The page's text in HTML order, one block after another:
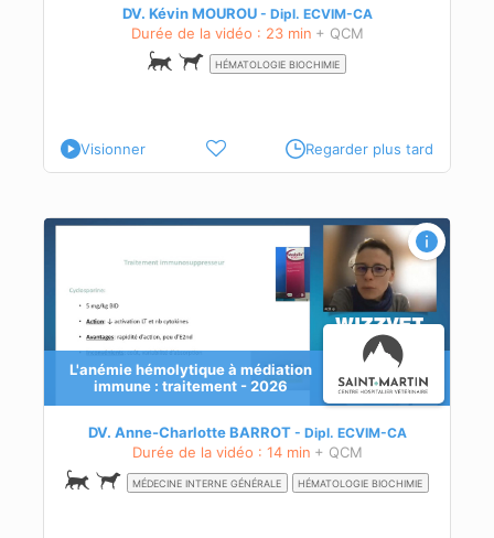
DV. Kévin MOUROU Dipl. ECVIM-CA
Durée de la vidéo : 23 min + QCM
HÉMATOLOGIE BIOCHIMIE
Visionner Regarder plus tard
L'anémie hémolytique à médiation
immune : traitement - 2026
DV. Anne-Charlotte BARROT Dipl. ECVIM-CA
Durée de la vidéo : 14 min + QCM
MÉDECINE INTERNE GÉNÉRALE HÉMATOLOGIE BIOCHIMIE